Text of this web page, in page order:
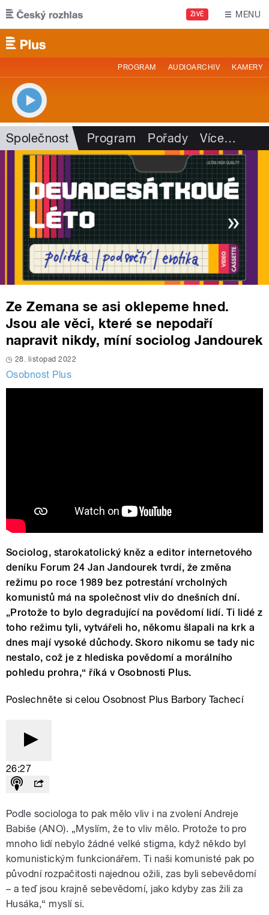
Přejít k hlavnímu obsahu
ŽIVĚ MENU
PROGRAM AUDIOARCHIV KAMERY
Společnost Program Pořady Více…
Ze Zemana se asi oklepeme hned.
Jsou ale věci, které se nepodaří
napravit nikdy, míní sociolog Jandourek
28. listopad 2022
Osobnost Plus
Sociolog, starokatolický kněz a editor internetového
deníku Forum 24 Jan Jandourek tvrdí, že změna
režimu po roce 1989 bez potrestání vrcholných
komunistů má na společnost vliv do dnešních dní.
„Protože to bylo degradující na povědomí lidí. Ti lidé z
toho režimu tyli, vytvářeli ho, někomu šlapali na krk a
dnes mají vysoké důchody. Skoro nikomu se tady nic
nestalo, což je z hlediska povědomí a morálního
pohledu prohra,“ říká v Osobnosti Plus.
Poslechněte si celou Osobnost Plus Barbory Tachecí
26:27
Podle sociologa to pak mělo vliv i na zvolení Andreje
Babiše (ANO). „Myslím, že to vliv mělo. Protože to pro
mnoho lidí nebylo žádné velké stigma, když někdo byl
komunistickým funkcionářem. Ti naši komunisté pak po
původní rozpačitosti najednou ožili, zas byli sebevědomí
– a teď jsou krajně sebevědomí, jako kdyby zas žili za
Husáka,“ myslí si.